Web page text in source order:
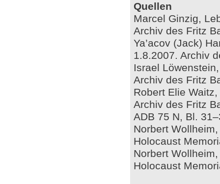
Quellen
Marcel Ginzig,
Archiv des Fritz
Ya’acov (Jack)
1.8.2007. Archiv
Israel
Archiv des Fritz
Robert Elie
Archiv des Fritz
ADB 75 N, Bl.
Norbert
Holocaust
Norbert
Holocaust